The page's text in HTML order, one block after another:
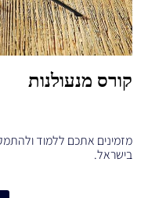
קורס מנעולנות
מזמינים אתכם ללמוד
בישראל.